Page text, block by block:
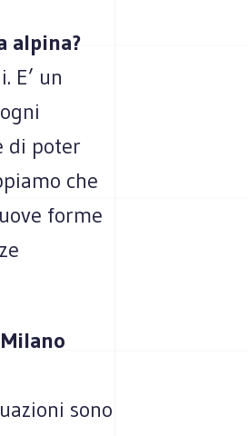
alpina?
E’ un
di poter
che
forme
sono